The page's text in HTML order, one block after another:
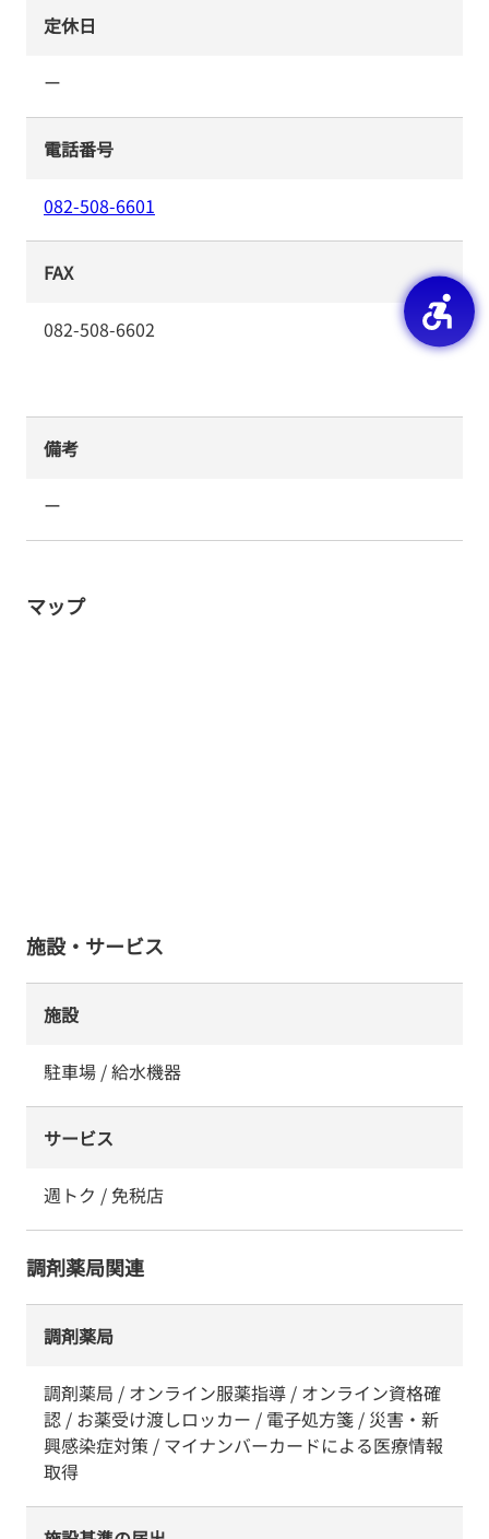
定休日
ー
電話番号
082-508-6601
FAX
082-508-6602
備考
ー
マップ
施設・サービス
施設
駐車場 / 給水機器
サービス
週トク / 免税店
調剤薬局関連
調剤薬局
調剤薬局 / オンライン服薬指導 / オンライン資格確
認 / お薬受け渡しロッカー / 電子処方箋 / 災害・新
興感染症対策 / マイナンバーカードによる医療情報
取得